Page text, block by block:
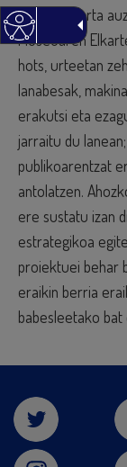
zuten, Gallarta
Museoaren
hots, urteetan
lanabesak,
erakutsi eta
jarraitu du
publikoarentzat
antolatzen.
ere sustatu izan
estrategikoa
proiektuei behar
eraikin berria
babesleetako bat